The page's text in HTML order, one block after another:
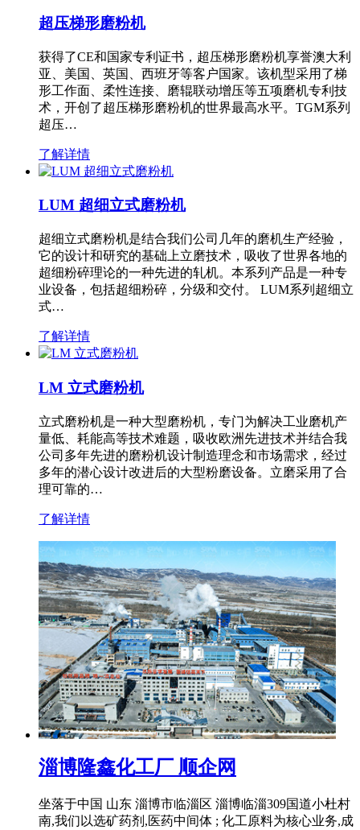
超压梯形磨粉机
获得了CE和国家专利证书，超压梯形磨粉机享誉澳大利
亚、美国、英国、西班牙等客户国家。该机型采用了梯
形工作面、柔性连接、磨辊联动增压等五项磨机专利技
术，开创了超压梯形磨粉机的世界最高水平。TGM系列
超压…
了解详情
LUM 超细立式磨粉机
超细立式磨粉机是结合我们公司几年的磨机生产经验，
它的设计和研究的基础上立磨技术，吸收了世界各地的
超细粉碎理论的一种先进的轧机。本系列产品是一种专
业设备，包括超细粉碎，分级和交付。 LUM系列超细立
式…
了解详情
LM 立式磨粉机
立式磨粉机是一种大型磨粉机，专门为解决工业磨机产
量低、耗能高等技术难题，吸收欧洲先进技术并结合我
公司多年先进的磨粉机设计制造理念和市场需求，经过
多年的潜心设计改进后的大型粉磨设备。立磨采用了合
理可靠的…
了解详情
淄博隆鑫化工厂 顺企网
坐落于中国 山东 淄博市临淄区 淄博临淄309国道小杜村
南,我们以选矿药剂,医药中间体 ; 化工原料为核心业务,成